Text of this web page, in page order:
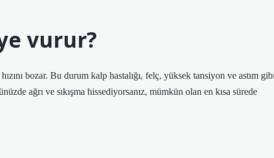
vurur?
bozar. Bu durum kalp hastalığı, felç, yüksek tansiyon ve astım
ağrı ve sıkışma hissediyorsanız, mümkün olan en kısa sürede